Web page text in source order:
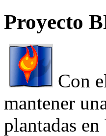
Proyecto
Con
mantener
plantadas en